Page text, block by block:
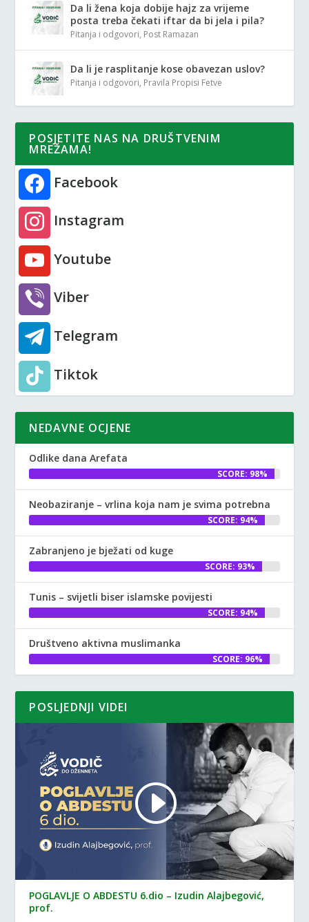
Da li žena koja dobije hajz za vrijeme
posta treba čekati iftar da bi jela i pila?
Pitanja i odgovori, Post Ramazan
Da li je rasplitanje kose obavezan uslov?
Pitanja i odgovori, Pravila Propisi Fetve
POSJETITE NAS NA DRUŠTVENIM
MREŽAMA!
Facebook
Instagram
Youtube
Viber
Telegram
Tiktok
NEDAVNE OCJENE
Odlike dana Arefata
SCORE: 98%
Neobaziranje – vrlina koja nam je svima potrebna
SCORE: 94%
Zabranjeno je bježati od kuge
SCORE: 93%
Tunis – svijetli biser islamske povijesti
SCORE: 94%
Društveno aktivna muslimanka
SCORE: 96%
POSLJEDNJI VIDEI
POGLAVLJE O ABDESTU 6.dio – Izudin Alajbegović,
prof.